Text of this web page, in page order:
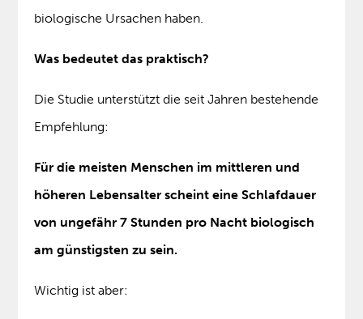
biologische Ursachen haben.
Was bedeutet das praktisch?
Die Studie unterstützt die seit Jahren bestehende
Empfehlung:
Für die meisten Menschen im mittleren und
höheren Lebensalter scheint eine Schlafdauer
von ungefähr 7 Stunden pro Nacht biologisch
am günstigsten zu sein.
Wichtig ist aber: